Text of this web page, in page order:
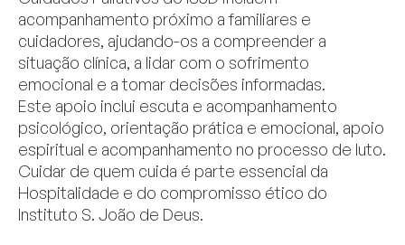
acompanhamento próximo a familiares e
cuidadores, ajudando-os a compreender a
situação clínica, a lidar com o sofrimento
emocional e a tomar decisões informadas.
Este apoio inclui escuta e acompanhamento
psicológico, orientação prática e emocional, apoio
espiritual e acompanhamento no processo de luto.
Cuidar de quem cuida é parte essencial da
Hospitalidade e do compromisso ético do
Instituto S. João de Deus.